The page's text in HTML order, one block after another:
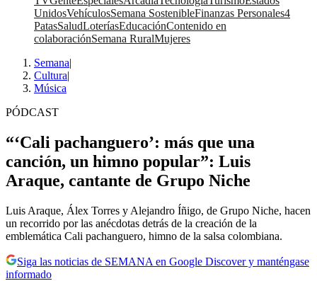
UnidosVehículosSemana SostenibleFinanzas Personales4
PatasSaludLoteríasEducaciónContenido en
colaboraciónSemana RuralMujeres
Semana|
Cultura|
Música
PÓDCAST
“‘Cali pachanguero’: más que una
canción, un himno popular”: Luis
Araque, cantante de Grupo Niche
Luis Araque, Álex Torres y Alejandro Íñigo, de Grupo Niche, hacen
un recorrido por las anécdotas detrás de la creación de la
emblemática Cali pachanguero, himno de la salsa colombiana.
Siga las noticias de SEMANA en Google Discover y manténgase
informado